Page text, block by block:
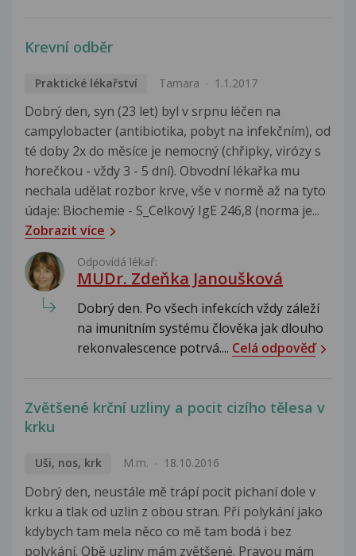
Krevní odběr
Praktické lékařství Tamara 1.1.2017
Dobrý den, syn (23 let) byl v srpnu léčen na
campylobacter (antibiotika, pobyt na infekčním), od
té doby 2x do měsíce je nemocný (chřipky, virózy s
horečkou - vždy 3 - 5 dní). Obvodní lékařka mu
nechala udělat rozbor krve, vše v normě až na tyto
údaje: Biochemie - S_Celkový IgE 246,8 (norma je...
Zobrazit více
Odpovídá lékař:
MUDr. Zdeňka Janoušková
Dobrý den. Po všech infekcích vždy záleží
na imunitním systému člověka jak dlouho
rekonvalescence potrvá.... Celá odpověď
Zvětšené krční uzliny a pocit cizího tělesa v
krku
Uši, nos, krk M.m. 18.10.2016
Dobrý den, neustále mě trápí pocit pichaní dole v
krku a tlak od uzlin z obou stran. Při polykání jako
kdybych tam mela něco co mě tam bodá i bez
polykání. Obě uzliny mám zvětšené. Pravou mám